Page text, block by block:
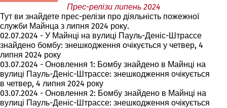
Прес-релізи липень 2024
Тут ви знайдете прес-релізи про діяльність пожежної
служби Майнца з липня 2024 року.
02.07.2024 - У Майнці на вулиці Пауль-Деніс-Штрассе
знайдено бомбу: знешкодження очікується у четвер, 4
липня 2024 року
03.07.2024 - Оновлення 1: Бомбу знайдено в Майнці на
вулиці Пауль-Деніс-Штрассе: знешкодження очікується
в четвер, 4 липня 2024 року
03.07.2024 - Оновлення 2: Бомбу знайдено в Майнці на
вулиці Пауль-Деніс-Штрассе: знешкодження очікується